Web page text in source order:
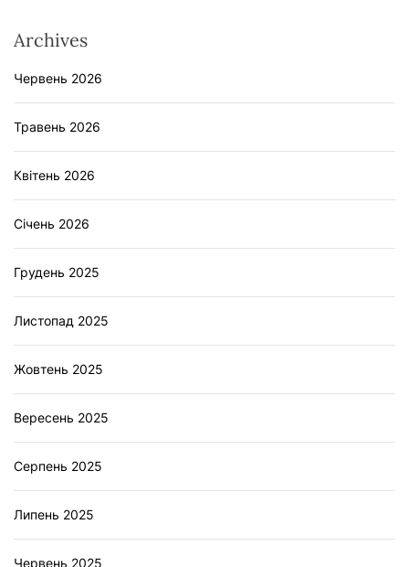
Archives
Червень 2026
Травень 2026
Квітень 2026
Січень 2026
Грудень 2025
Листопад 2025
Жовтень 2025
Вересень 2025
Серпень 2025
Липень 2025
Червень 2025